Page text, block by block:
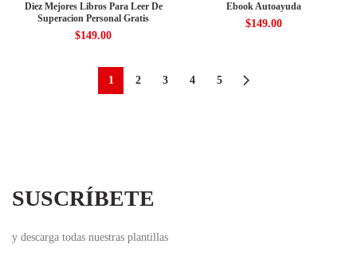
Diez Mejores Libros Para Leer De
Superacion Personal Gratis
$149.00
Ebook Autoayuda
$149.00
1 2 3 4 5
SUSCRÍBETE
y descarga todas nuestras plantillas